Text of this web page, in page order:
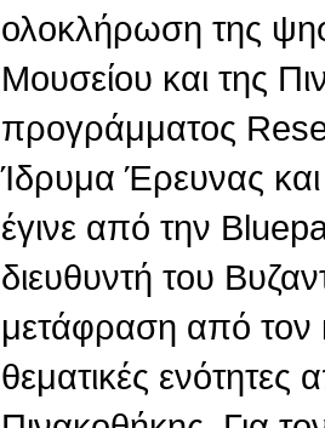
ολοκλήρωση της
Μουσείου και της
προγράμματος
Ίδρυμα Έρευνας
έγινε από την
διευθυντή του
μετάφραση από τον
θεματικές ενότητες